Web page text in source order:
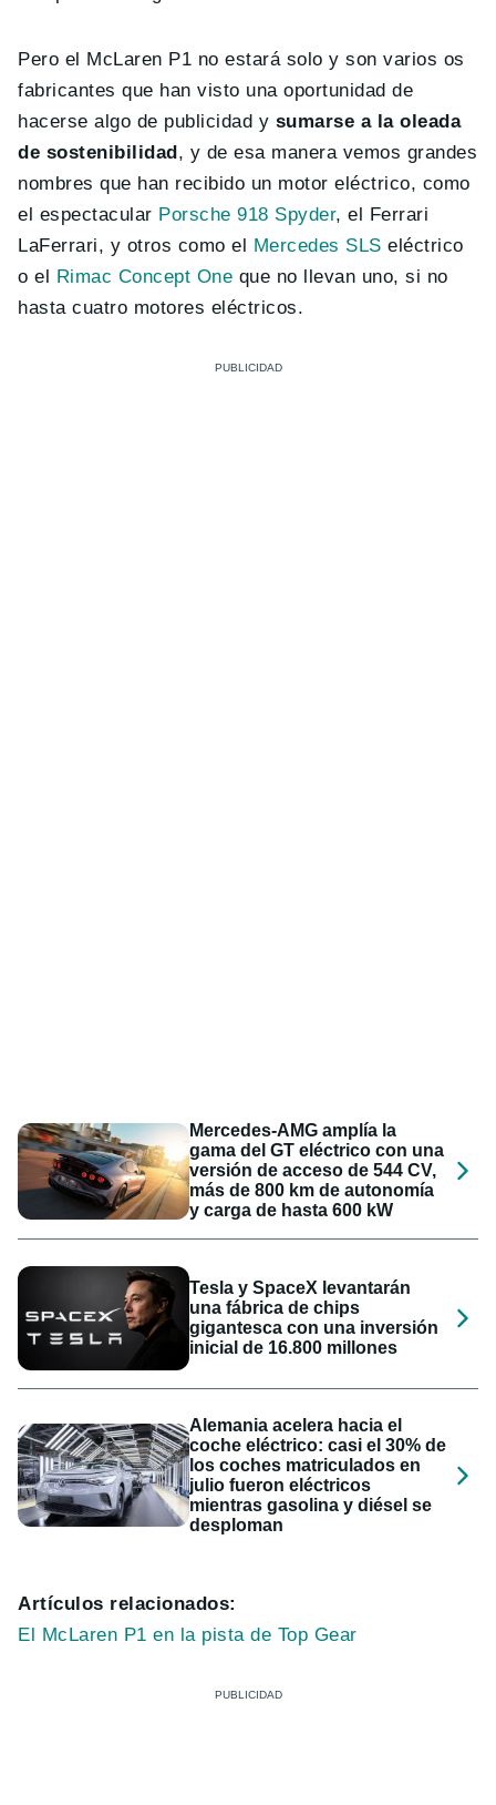
Pero el McLaren P1 no estará solo y son varios os
fabricantes que han visto una oportunidad de
hacerse algo de publicidad y sumarse a la oleada
de sostenibilidad , y de esa manera vemos grandes
nombres que han recibido un motor eléctrico, como
el espectacular Porsche 918 Spyder, el Ferrari
LaFerrari, y otros como el
Mercedes SLS eléctrico
o el
Rimac Concept One que no llevan uno, si no
hasta cuatro motores eléctricos.
Mercedes-AMG amplía la
gama del GT eléctrico con una
versión de acceso de 544 CV,
más de 800 km de autonomía
y carga de hasta 600 kW
Tesla y SpaceX levantarán
una fábrica de chips
gigantesca con una inversión
inicial de 16.800 millones
Alemania acelera hacia el
coche eléctrico: casi el 30% de
los coches matriculados en
julio fueron eléctricos
mientras gasolina y diésel se
desploman
Artículos relacionados:
El McLaren P1 en la pista de Top Gear